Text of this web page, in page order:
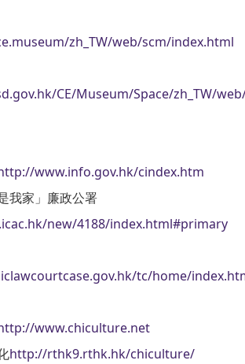
zh_TW/web/scm/index.html
CE/Museum/Space/zh_TW/
www.info.gov.hk/cindex.htm
我家」廉政公署
new/4188/index.html#primary
tc/home/
www.chiculture.net
http://rthk9.rthk.hk/chiculture/